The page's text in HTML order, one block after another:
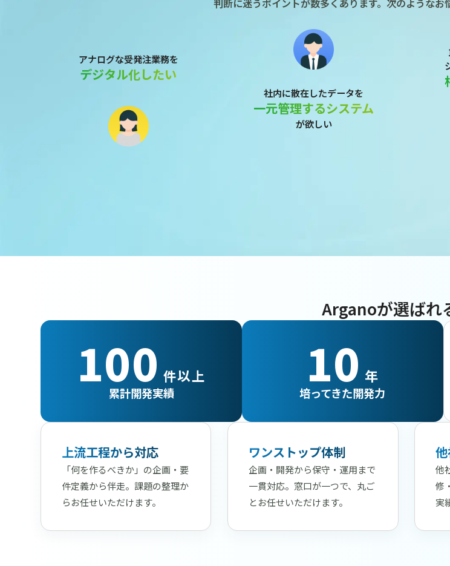
判断に迷うポイントが数多くあります。次のようなお
アナログな受発注業務を
デジタル化したい
社内に散在したデータを
一元管理するシステム
が欲しい
Arganoが選ばれ
100 件以上
累計開発実績 10 年
培ってきた開発力
上流工程から対応
「何を作るべきか」の企画・要
件定義から伴走。課題の整理か
らお任せいただけます。
ワンストップ体制
企画・開発から保守・運用まで
一貫対応。窓口が一つで、丸ご
とお任せいただけます。
他
修
実